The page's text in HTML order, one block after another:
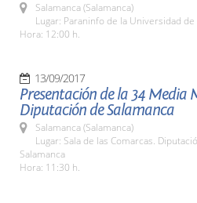
Salamanca (Salamanca)
Lugar: Paraninfo de la Universidad de
Hora: 12:00 h.
13/09/2017
Presentación de la 34 Media
Diputación de Salamanca
Salamanca (Salamanca)
Lugar: Sala de las Comarcas.
Salamanca
Hora: 11:30 h.